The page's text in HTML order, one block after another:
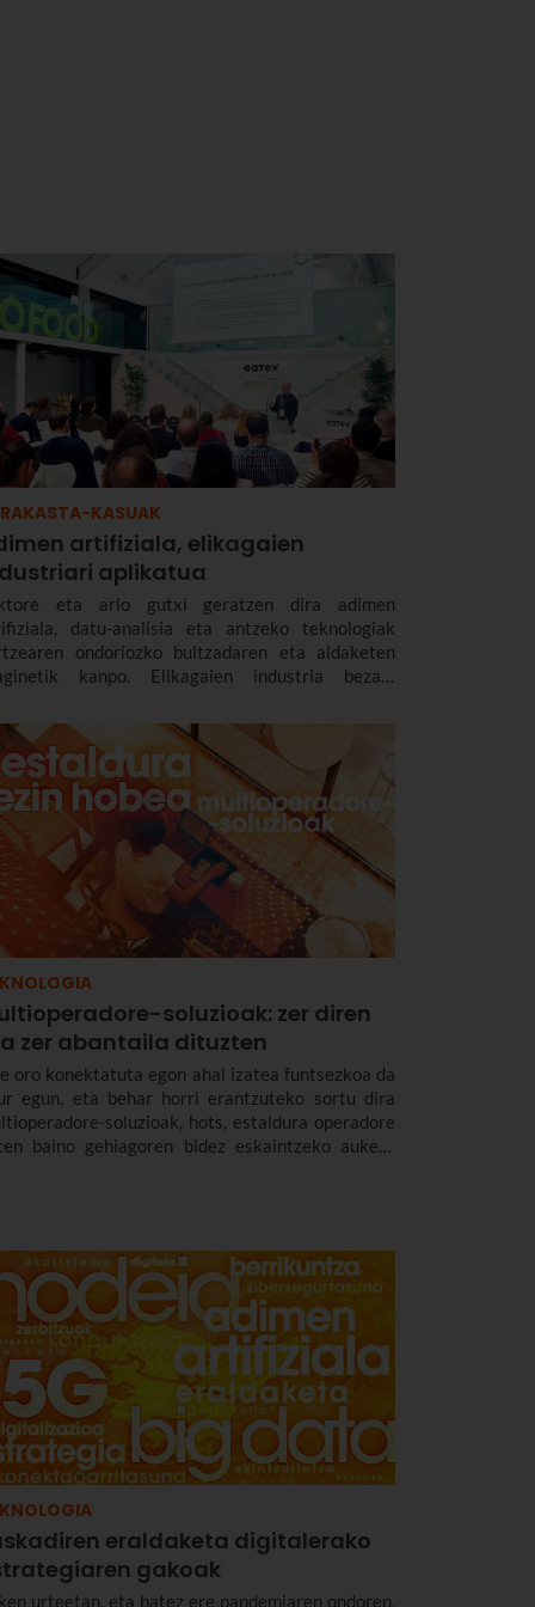
KASUAK
artifiziala, elikagaien
aplikatua
eta arlo gutxi geratzen dira adimen
datu-analisia eta antzeko teknologiak
ondoriozko bultzadaren eta aldaketen
kanpo. Elikagaien industria bezain
horren berri izan behar du.
soluzioak: zer diren
zer abantaila dituzten
oro konektatuta egon ahal izatea funtsezkoa da
egun, eta behar horri erantzuteko sortu dira
soluzioak, hots, estaldura operadore
baino gehiagoren bidez eskaintzeko aukera
erabiltzaileentzat nahiz enpresentzat.
eraldaketa digitalerako
gakoak
urteetan, eta batez ere pandemiaren ondoren,